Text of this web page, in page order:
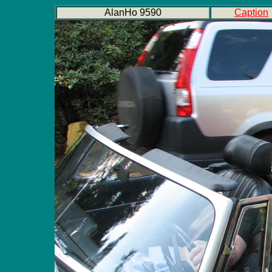
AlanHo 9590 Caption